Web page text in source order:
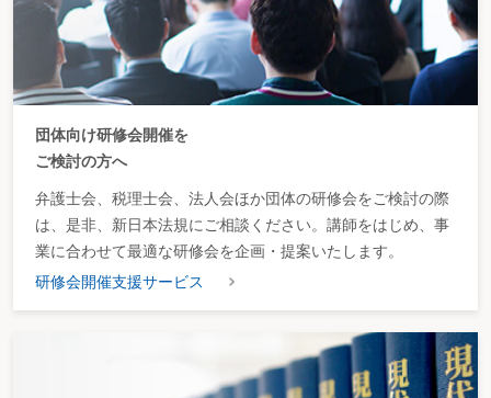
団体向け研修会開催を
ご検討の方へ
弁護士会、税理士会、法人会ほか団体の研修会をご検討の際
は、是非、新日本法規にご相談ください。講師をはじめ、事
業に合わせて最適な研修会を企画・提案いたします。
研修会開催支援サービス